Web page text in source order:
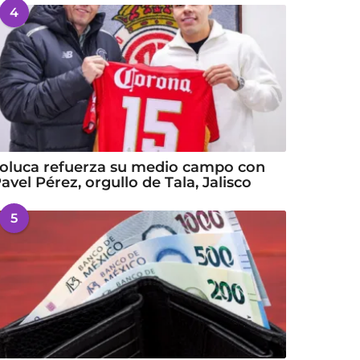
4
refuerza su medio campo con
Pérez, orgullo de Tala, Jalisco
5